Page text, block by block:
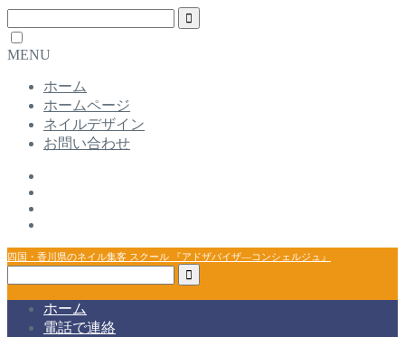
MENU
ホーム
ホームページ
ネイルデザイン
お問い合わせ
四国・香川県のネイル集客 スクール 『アドザバイザ―コンシェルジュ』
ホーム
電話で連絡